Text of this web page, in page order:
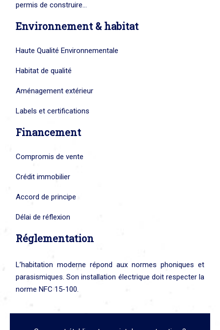
permis de construire…
Environnement & habitat
Haute Qualité Environnementale
Habitat de qualité
Aménagement extérieur
Labels et certifications
Financement
Compromis de vente
Crédit immobilier
Accord de principe
Délai de réflexion
Réglementation
L’habitation moderne répond aux normes phoniques et
parasismiques. Son installation électrique doit respecter la
norme NFC 15-100.